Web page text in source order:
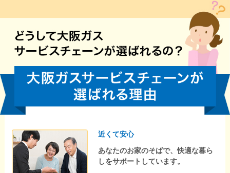
近くて安心
あなたのお家のそばで、快適な暮ら
しをサポートしています。